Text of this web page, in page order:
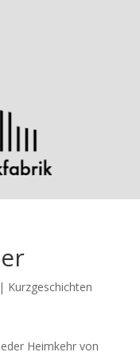
| Kurzgeschichten
Heimkehr von